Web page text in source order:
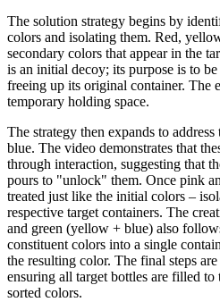
The solution strategy begins by
colors and isolating them. Red,
secondary colors that appear in the
is an initial decoy; its purpose is to
freeing up its original container. The
temporary holding space.
The strategy then expands to
blue. The video demonstrates that
through interaction, suggesting that
pours to "unlock" them. Once pink
treated just like the initial colors –
respective target containers. The
and green (yellow + blue) also
constituent colors into a single
the resulting color. The final steps
ensuring all target bottles are filled
sorted colors.